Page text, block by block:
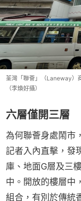
荃灣「聯薈」（Laneway）
（李煥好攝）
六層僅開三層
為何聯薈身處鬧市
記者入內直擊，發
庫、地面G層及三
中。開放的樓層中
組合，有別於傳統